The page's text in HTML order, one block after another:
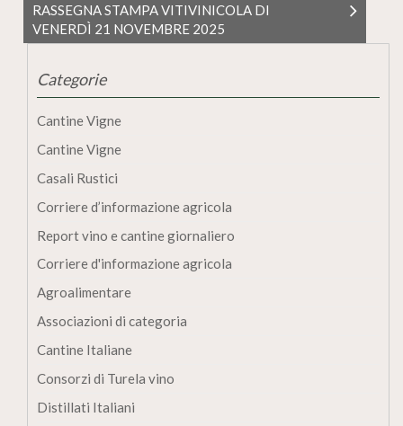
RASSEGNA STAMPA VITIVINICOLA DI
VENERDÌ 21 NOVEMBRE 2025
Categorie
Cantine Vigne
Cantine Vigne
Casali Rustici
Corriere d’informazione agricola
Report vino e cantine giornaliero
Corriere d'informazione agricola
Agroalimentare
Associazioni di categoria
Cantine Italiane
Consorzi di Turela vino
Distillati Italiani